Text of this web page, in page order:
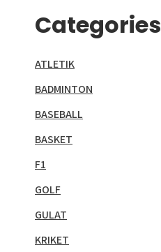
Categories
ATLETIK
BADMINTON
BASEBALL
BASKET
F1
GOLF
GULAT
KRIKET